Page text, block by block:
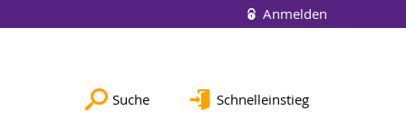
Anmelden
Suche Schnelleinstieg